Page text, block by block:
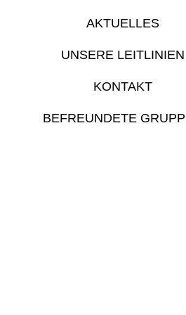
AKTUELLES
UNSERE LEITLINIEN
KONTAKT
BEFREUNDETE